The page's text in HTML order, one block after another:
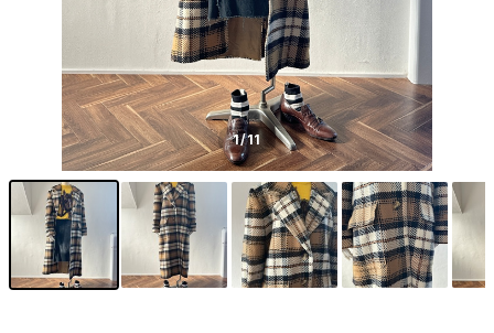
1/11